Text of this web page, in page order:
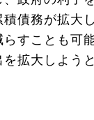
債務が拡大
すことも可
拡大しよう